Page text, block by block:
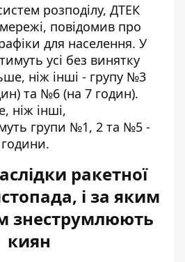
розподілу, ДТЕК
повідомив про
для населення. У
усі без винятку
ніж інші - групу №3
та №6 (на 7 годин).
ніж інші,
групи №1, 2 та №5 -
ракетної
і за яким
знеструмлюють
киян